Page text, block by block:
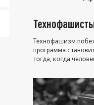
Технофашизм
программа
тогда, когда